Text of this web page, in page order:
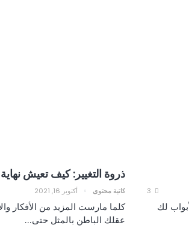
لك
ذروة التغيير: كيف تعيش
كاتبة محتوى أكتوبر 16, 2021
كلما مارست المزيد من الأفكار
عقلك الباطن بالمثل حتى…